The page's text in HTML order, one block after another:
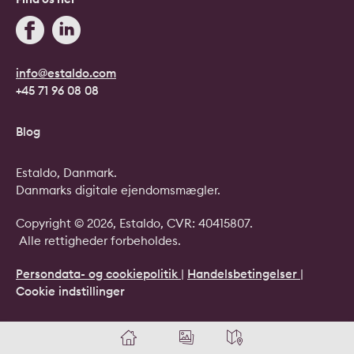
info@estaldo.com
+45 71 96 08 08
Blog
Copyright © 2026, Estaldo, CVR: 40415807.
Alle rettigheder forbeholdes.
Persondata- og cookiepolitik | Handelsbetingelser |
Cookie indstillinger
Estaldo, Danmark.
Danmarks digitale ejendomsmægler.